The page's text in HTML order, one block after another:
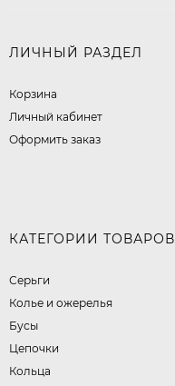
ЛИЧНЫЙ РАЗДЕЛ
Корзина
Личный кабинет
Оформить заказ
КАТЕГОРИИ ТОВАРОВ
Серьги
Колье и ожерелья
Бусы
Цепочки
Кольца